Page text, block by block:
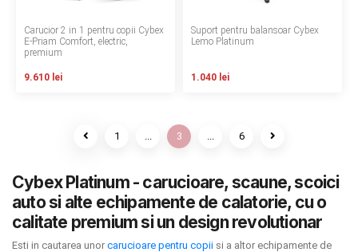
Carucior 2 in 1 pentru copii Cybex
E-Priam Comfort, electric,
premium
9.610 lei
Suport pentru balansoar Cybex
Lemo Platinum
1.040 lei
1 ... 3 ... 6
Cybex Platinum - carucioare, scaune, scoici
auto si alte echipamente de calatorie, cu o
calitate premium si un design revolutionar
Esti in cautarea unor carucioare pentru copii si a altor echipamente de